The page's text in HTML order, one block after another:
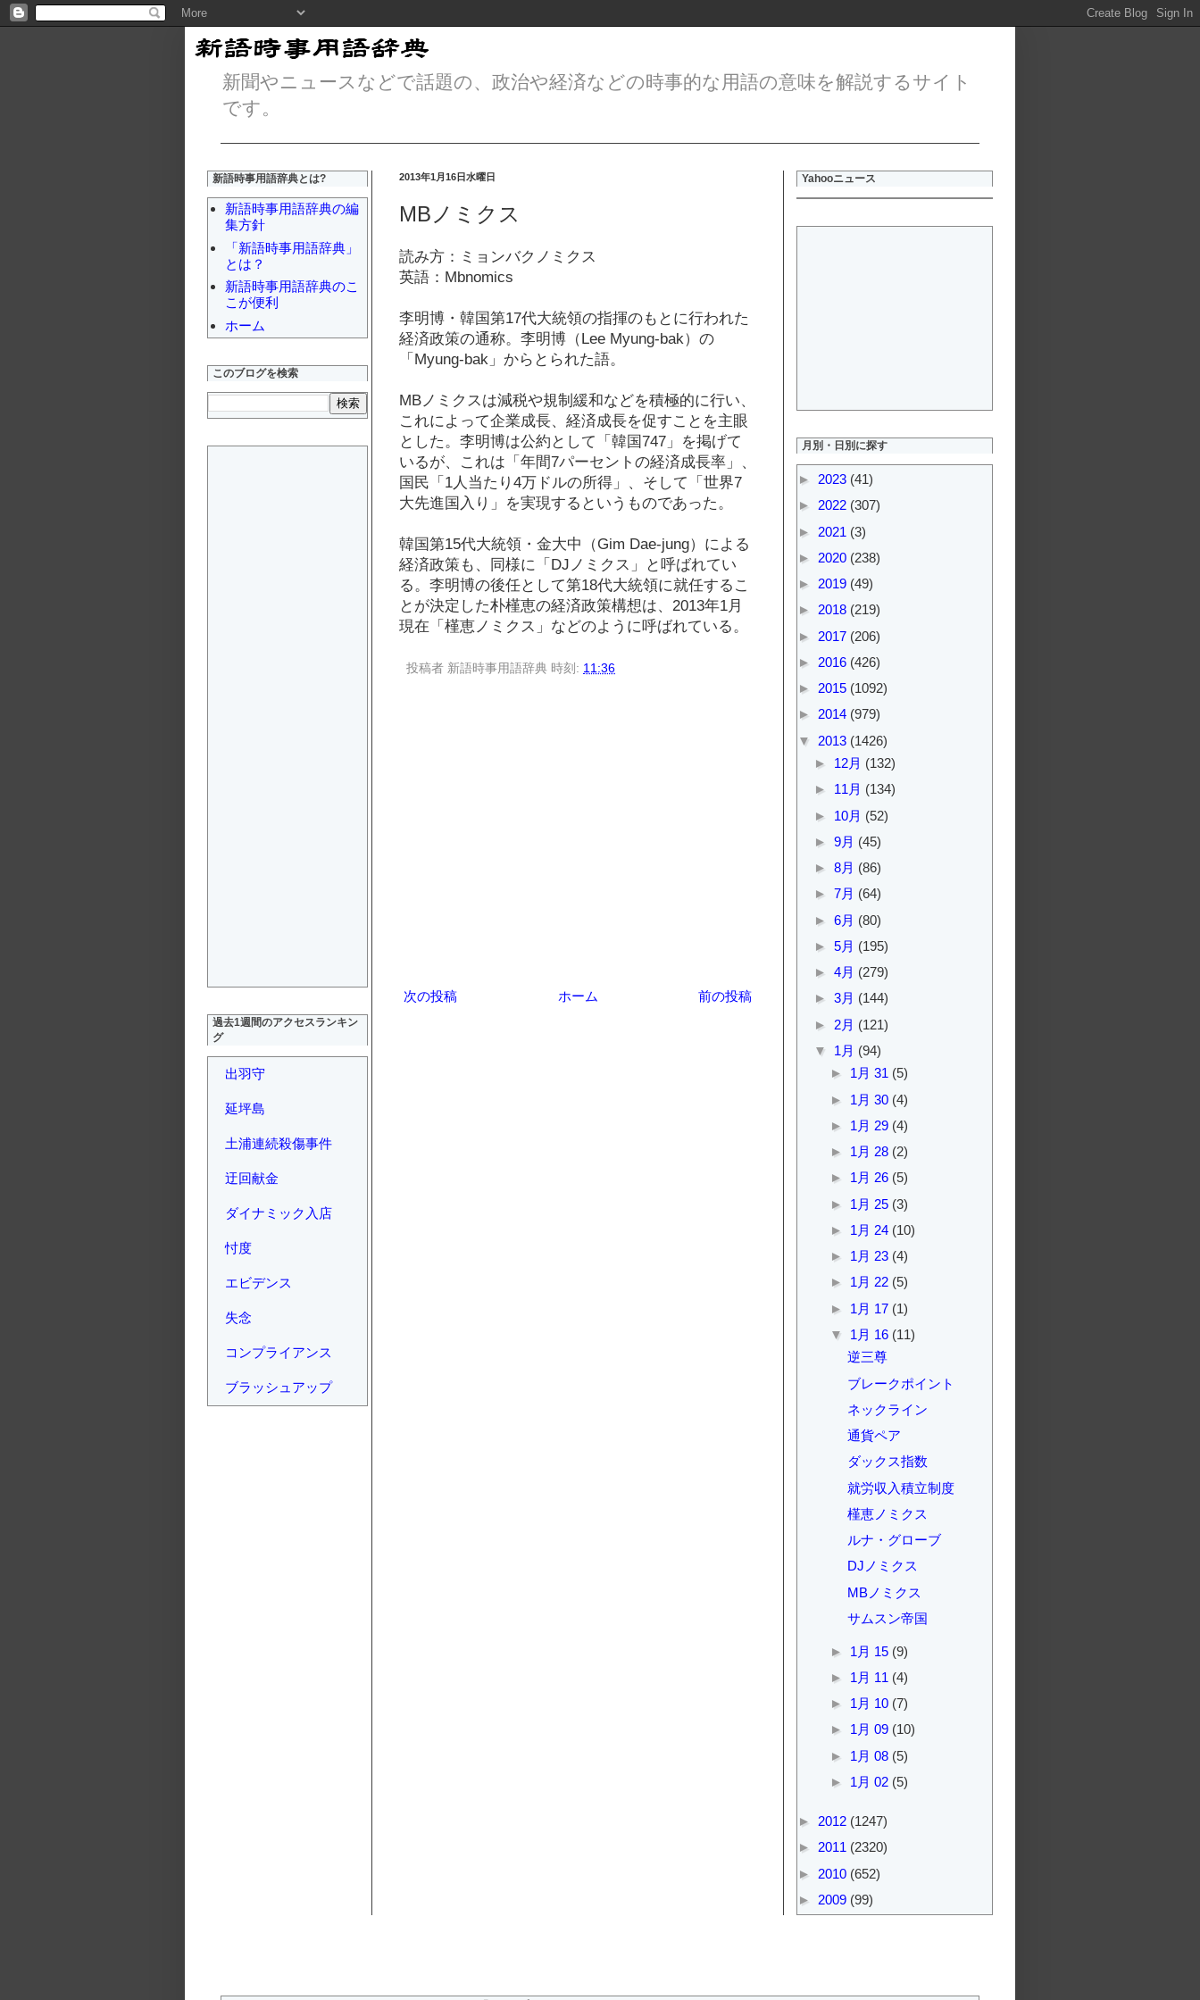
新聞やニュースなどで話題の、政治や経済などの時事的な用語の意味を解説するサイト
です。
2013年1月16日水曜日
MBノミクス
読み方：ミョンバクノミクス
英語：Mbnomics
李明博・韓国第17代大統領の指揮のもとに行われた
経済政策の通称。李明博（Lee Myung-bak）の
「Myung-bak」からとられた語。
MBノミクスは減税や規制緩和などを積極的に行い、
これによって企業成長、経済成長を促すことを主眼
とした。李明博は公約として「韓国747」を掲げて
いるが、これは「年間7パーセントの経済成長率」、
国民「1人当たり4万ドルの所得」、そして「世界7
大先進国入り」を実現するというものであった。
韓国第15代大統領・金大中（Gim Dae-jung）による
経済政策も、同様に「DJノミクス」と呼ばれてい
る。李明博の後任として第18代大統領に就任するこ
とが決定した朴槿恵の経済政策構想は、2013年1月
現在「槿恵ノミクス」などのように呼ばれている。
投稿者 新語時事用語辞典 時刻: 11:36
次の投稿 前の投稿
ホーム
新語時事用語辞典とは?
新語時事用語辞典の編
集方針
「新語時事用語辞典」
とは？
新語時事用語辞典のこ
こが便利
ホーム
このブログを検索
過去1週間のアクセスランキン
グ
出羽守
延坪島
土浦連続殺傷事件
迂回献金
ダイナミック入店
忖度
エビデンス
失念
コンプライアンス
ブラッシュアップ
Yahooニュース
月別・日別に探す
► 2023 (41)
► 2022 (307)
► 2021 (3)
► 2020 (238)
► 2019 (49)
► 2018 (219)
► 2017 (206)
► 2016 (426)
► 2015 (1092)
► 2014 (979)
▼ 2013 (1426)
► 12月 (132)
► 11月 (134)
► 10月 (52)
► 9月 (45)
► 8月 (86)
► 7月 (64)
► 6月 (80)
► 5月 (195)
► 4月 (279)
► 3月 (144)
► 2月 (121)
▼ 1月 (94)
► 1月 31 (5)
► 1月 30 (4)
► 1月 29 (4)
► 1月 28 (2)
► 1月 26 (5)
► 1月 25 (3)
► 1月 24 (10)
► 1月 23 (4)
► 1月 22 (5)
► 1月 17 (1)
▼ 1月 16 (11)
逆三尊
ブレークポイント
ネックライン
通貨ペア
ダックス指数
就労収入積立制度
槿恵ノミクス
ルナ・グローブ
DJノミクス
MBノミクス
サムスン帝国
► 1月 15 (9)
► 1月 11 (4)
► 1月 10 (7)
► 1月 09 (10)
► 1月 08 (5)
► 1月 02 (5)
► 2012 (1247)
► 2011 (2320)
► 2010 (652)
► 2009 (99)